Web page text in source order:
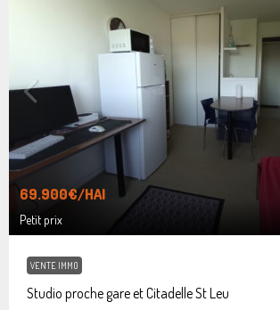
69.900€/HAI
Petit prix
VENTE IMMO
Studio proche gare et Citadelle St Leu